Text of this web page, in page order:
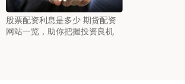
股票配资利息是多少 期货配资
网站一览，助你把握投资良机